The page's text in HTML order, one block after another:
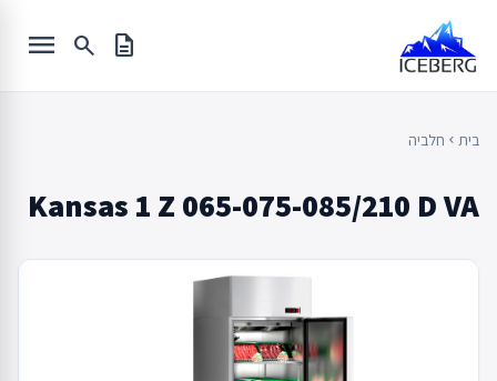
content
description
search
menu
בית chevron_left חלביה
Kansas 1 Z 065-075-085/210 D VA